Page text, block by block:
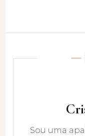
Sou uma